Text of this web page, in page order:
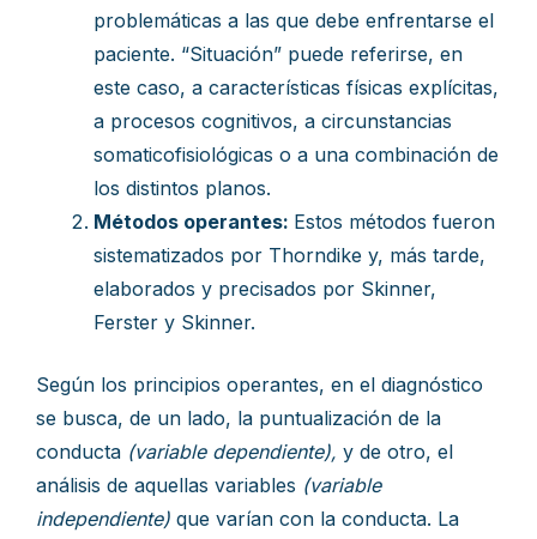
problemáticas a las que debe enfrentarse el
paciente. “Situación” puede referirse, en
este caso, a características físicas explícitas,
a procesos cognitivos, a circunstancias
somaticofisiológicas o a una combinación de
los distintos planos.
Métodos operantes: Estos métodos fueron
sistematizados por Thorndike y, más tarde,
elaborados y precisados por Skinner,
Ferster y Skinner.
Según los principios operantes, en el diagnóstico
se busca, de un lado, la puntualización de la
conducta (variable dependiente), y de otro, el
análisis de aquellas variables (variable
independiente) que varían con la conducta. La